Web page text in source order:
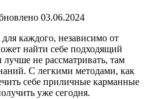
03.06.2024
каждого, независимо от
найти себе подходящий
не рассматривать, там
С легкими методами, как
себе приличные карманные
уже сегодня.